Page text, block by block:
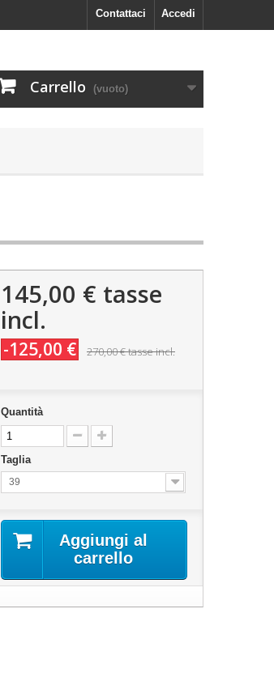
Accedi
Contattaci
Carrello (vuoto)
145,00 € tasse
incl.
-125,00 € 270,00 €tasse incl.
Quantità
Taglia
39
Aggiungi al
carrello